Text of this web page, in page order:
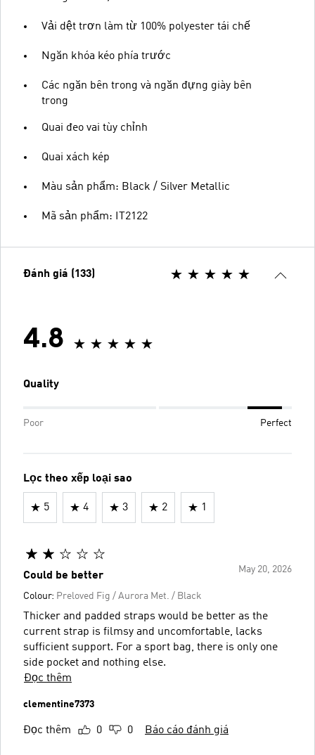
Vải dệt trơn làm từ 100% polyester tái chế
Ngăn khóa kéo phía trước
Các ngăn bên trong và ngăn đựng giày bên
trong
Quai đeo vai tùy chỉnh
Quai xách kép
Màu sản phẩm: Black / Silver Metallic
Mã sản phẩm: IT2122
Đánh giá (133)
4.8
Quality
Poor Perfect
Lọc theo xếp loại sao
5 4 3 2 1
May 20, 2026
Could be better
Colour: Preloved Fig / Aurora Met. / Black
Thicker and padded straps would be better as the
current strap is filmsy and uncomfortable, lacks
sufficient support. For a sport bag, there is only one
side pocket and nothing else.
Đọc thêm
clementine7373
Đọc thêm 0 0 Báo cáo đánh giá